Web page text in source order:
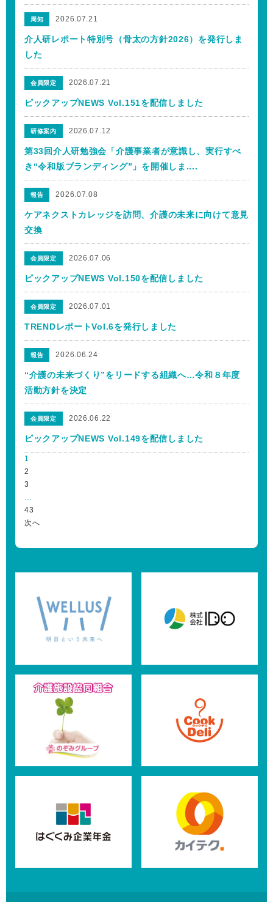
周知 2026.07.21
介人研レポート特別号（骨太の方針2026）を発行しま
した
会員限定 2026.07.21
ピックアップNEWS Vol.151を配信しました
研修案内 2026.07.12
第33回介人研勉強会「介護事業者が意識し、実行すべ
き“令和版ブランディング”」を開催しま....
報告 2026.07.08
ケアネクストカレッジを訪問、介護の未来に向けて意見
交換
会員限定 2026.07.06
ピックアップNEWS Vol.150を配信しました
会員限定 2026.07.01
TRENDレポートVol.6を発行しました
報告 2026.06.24
“介護の未来づくり”をリードする組織へ…令和８年度
活動方針を決定
会員限定 2026.06.22
ピックアップNEWS Vol.149を配信しました
1
2
3
…
43
次へ